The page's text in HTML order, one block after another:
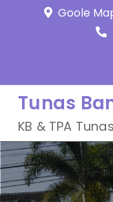
Goole
Tunas
KB & TPA